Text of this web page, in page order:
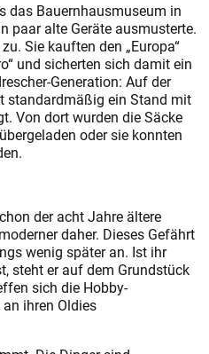
das Bauernhausmuseum in
paar alte Geräte ausmusterte.
Sie kauften den „Europa“
und sicherten sich damit ein
Generation: Auf der
standardmäßig ein Stand mit
Von dort wurden die Säcke
oder sie konnten
der acht Jahre ältere
daher. Dieses Gefährt
wenig später an. Ist ihr
steht er auf dem Grundstück
sich die Hobby-
ihren Oldies